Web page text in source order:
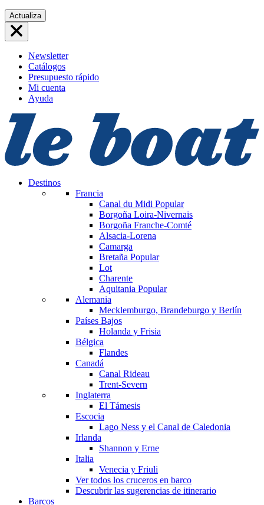
Saltar
al
contenido
Actualiza
Newsletter
Catálogos
Presupuesto rápido
Mi cuenta
Ayuda
Destinos
Francia
Canal du Midi Popular
Borgoña Loira-Nivernais
Borgoña Franche-Comté
Alsacia-Lorena
Camarga
Bretaña Popular
Lot
Charente
Aquitania Popular
Alemania
Mecklemburgo, Brandeburgo y Berlín
Países Bajos
Holanda y Frisia
Bélgica
Flandes
Canadá
Canal Rideau
Trent-Severn
Inglaterra
El Támesis
Escocia
Lago Ness y el Canal de Caledonia
Irlanda
Shannon y Erne
Italia
Venecia y Friuli
Ver todos los cruceros en barco
Descubrir las sugerencias de itinerario
Barcos